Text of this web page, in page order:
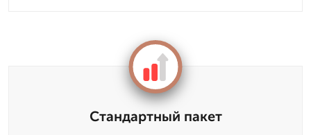
Стандартный пакет